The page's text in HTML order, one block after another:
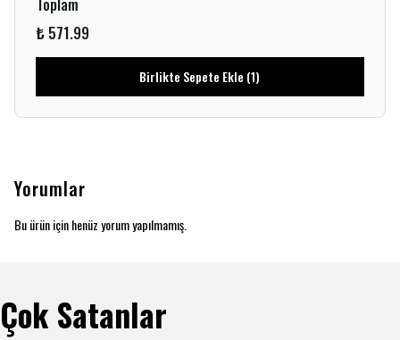
Toplam
₺ 571.99
Birlikte Sepete Ekle (1)
Yorumlar
Bu ürün için henüz yorum yapılmamış.
Çok Satanlar